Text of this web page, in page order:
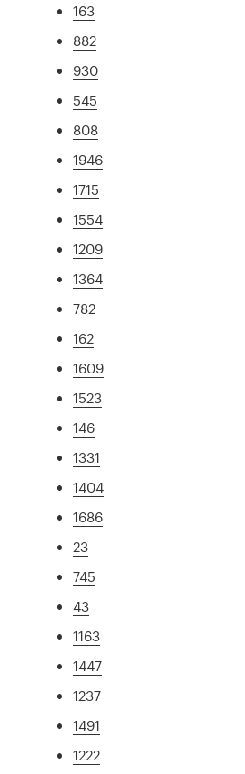
163
882
930
545
808
1946
1715
1554
1209
1364
782
162
1609
1523
146
1331
1404
1686
23
745
43
1163
1447
1237
1491
1222